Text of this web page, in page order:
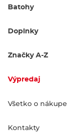
Batohy
Doplnky
Značky A-Z
Výpredaj
Všetko o nákupe
Kontakty
Samolepky
Zobraziť filtre